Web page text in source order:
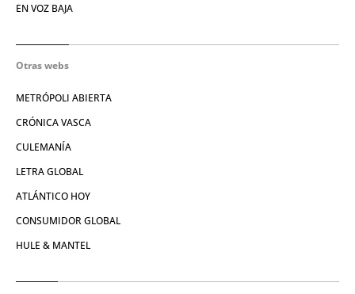
EN VOZ BAJA
Otras webs
METRÓPOLI ABIERTA
CRÓNICA VASCA
CULEMANÍA
LETRA GLOBAL
ATLÁNTICO HOY
CONSUMIDOR GLOBAL
HULE & MANTEL